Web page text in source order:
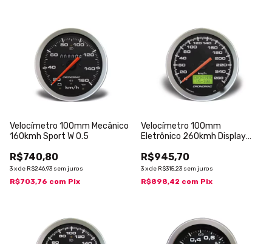
Velocímetro 100mm Mecânico
160kmh Sport W 0.5
R$740,80
3xde R$246,93 sem juros
R$703,76 com Pix
Velocímetro 100mm
Eletrônico 260kmh Display
R$945,70
3xde R$315,23 sem juros
R$898,42 com Pix